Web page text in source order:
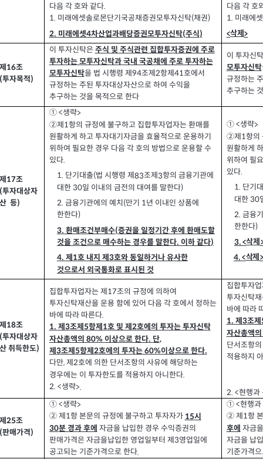
다음 각 호와 같다.
1. 미래에셋솔로몬단기국공채증권모투자신탁(채권)
2. 미래에셋4차산업과배당증권모투자신탁(주식)
다음 각 호
1. 미래에
<삭제>
16조
투자목적)
이 투자신탁은주식 및 주식관련 집합투자증권에 주로
투자하는 모투자신탁과 국내 국공채에 주로 투자하는
모투자신탁을 법 시행령 제 94조제 2항제 41호에서
규정하는 주된 투자대상자산으로 하여 수익을
추구하는 것을 목적으로 한다
이 투자신
모투자신탁
규정하는
추구하는
17조
투자대상자
등)
① <생략>
②제1항의 규정에 불구하고 집합투자업자는 환매를
원활하게 하고 투자대기자금을 효율적으로 운용하기
위하여 필요한 경우 다음 각 호의 방법으로 운용할 수
있다.
1. 단기대출(법 시행령 제83조제3항의 금융기관에
대한30일 이내의 금전의 대여를 말한다)
2. 금융기관에의 예치 (만기 1년 이내인 상품에
한한다)
3. 환매조건부매수(증권을 일정기간 후에 환매도할
것을 조건으로 매수하는 경우를 말한다. 이하 같다)
4. 제 1호 내지 제3호와 동일하거나 유사한
것으로서 외국통화로 표시된 것
① <생략>
②제1항의
원활하게
위하여 필
있다.
1. 단기
대한30
2. 금융
한한다)
3. <삭제
4. <삭제>
18조
투자대상자
취득한도)
집합투자업자는 제17조의 규정에 의하여
투자신탁재산을 운용 함에 있어 다음 각 호에서 정하는
바에 따라 따른다.
1. 제3조제 5항제 1호 및 제2호에의 투자는 투자신탁
자산총액의 80% 이상으로 한다. 단,
제 3조제 5항제 2호에의 투자는60%이상으로 한다.
다만,제2호에 의한 단서조항의 사유에 해당하는
경우에는 이 투자한도를 적용하지 아니한다.
2. <생략>.
집합투자
투자신탁
바에 따라
1. 제3조제
자산총액의
단서조항
적용하지
2. <현행과
25조
판매가격)
① <생략>
② 제 1항 본문의 규정에 불구하고 투자자가 15시
30분 경과 후에 자금을 납입한 경우 수익증권의
판매가격은 자금을납입한 영업일부터 제 3영업일에
공고되는 기준가격으로 한다.
① <현행과
② 제 1항
후에 자금
자금을 납
기준가격